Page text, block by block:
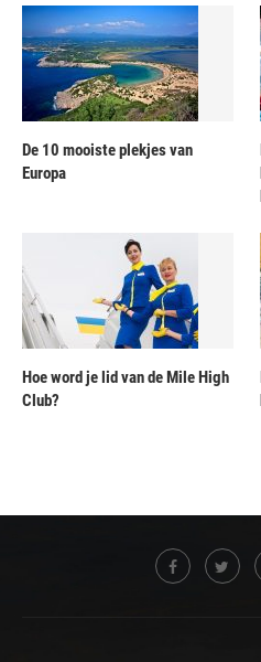
De 10 mooiste plekjes van
Europa
Hoe word je lid van de Mile High
Club?